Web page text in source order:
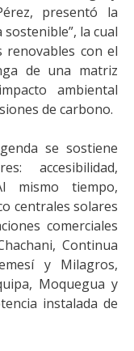
presentó la
la cual
renovables con el
de una matriz
ambiental
de carbono.
se sostiene
accesibilidad,
mismo tiempo,
centrales solares
comerciales
Continua
y Milagros,
Moquegua y
instalada de